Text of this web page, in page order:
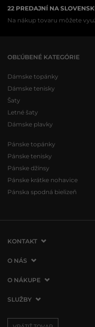
22 PREDAJNÍ NA
Na nákup tovaru môžete
OBĽÚBENÉ KATEGÓRIE
Dámske topánky
Dámske tenisky
Šaty
Letné šaty
Dámske plavky
Pánske topánky
Pánske tenisky
Pánske džínsy
Pánske krátke nohavice
Pánska spodná bielizeň
KONTAKT
VERMONT Services Slovakia s.
821 07 Bratislava
Slovenská republika
info@vermont.sk
O NÁS
O spoločnosti
Naše predajne
O NÁKUPE
Ako nakupovať
Vrátenie tovaru
SLUŽBY
Doprava a platba